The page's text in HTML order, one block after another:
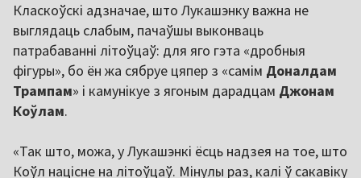
Класкоўскі адзначае, што Лукашэнку важна не
выглядаць слабым, пачаўшы выконваць
патрабаванні літоўцаў: для яго гэта «дробныя
фігуры», бо ён жа сябруе цяпер з «самім Доналдам
Трампам» і камунікуе з ягоным дарадцам Джонам
Коўлам.
«Так што, можа, у Лукашэнкі ёсць надзея на тое, што
Коўл націсне на літоўцаў. Мінулы раз, калі ў сакавіку